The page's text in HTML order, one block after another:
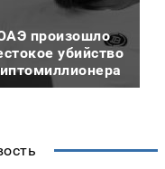
произошло
убийство